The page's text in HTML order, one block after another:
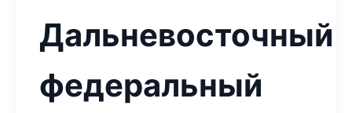
Дальневосточный
федеральный